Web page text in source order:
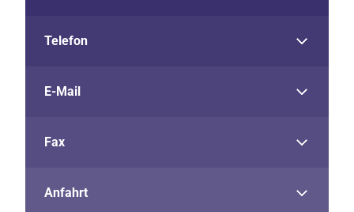
Telefon
E-Mail
Fax
Anfahrt